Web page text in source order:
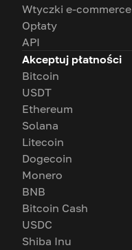
Wtyczki e-commerce
Opłaty
API
Akceptuj płatności
Bitcoin
USDT
Ethereum
Solana
Litecoin
Dogecoin
Monero
BNB
Bitcoin Cash
USDC
Shiba Inu